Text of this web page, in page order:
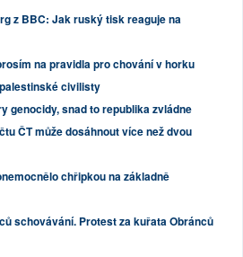
z BBC: Jak ruský tisk reaguje na
na pravidla pro chování v horku
civilisty
genocidy, snad to republika zvládne
ČT může dosáhnout více než dvou
chřipkou na základně
schovávání. Protest za kuřata Obránců